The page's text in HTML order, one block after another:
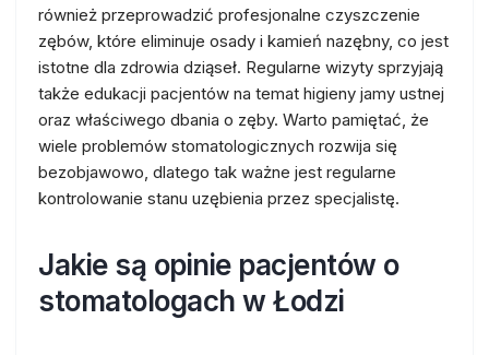
również przeprowadzić profesjonalne czyszczenie
zębów, które eliminuje osady i kamień nazębny, co jest
istotne dla zdrowia dziąseł. Regularne wizyty sprzyjają
także edukacji pacjentów na temat higieny jamy ustnej
oraz właściwego dbania o zęby. Warto pamiętać, że
wiele problemów stomatologicznych rozwija się
bezobjawowo, dlatego tak ważne jest regularne
kontrolowanie stanu uzębienia przez specjalistę.
Jakie są opinie pacjentów o
stomatologach w Łodzi